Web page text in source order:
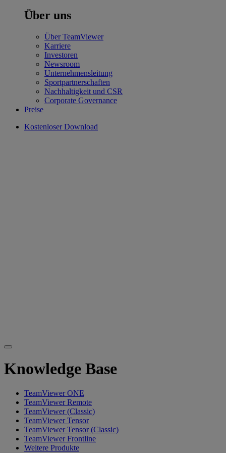
Über uns
Über TeamViewer
Karriere
Investoren
Newsroom
Unternehmensleitung
Sportpartnerschaften
Nachhaltigkeit und CSR
Corporate Governance
Preise
Kostenloser Download
Knowledge Base
TeamViewer ONE
TeamViewer Remote
TeamViewer (Classic)
TeamViewer Tensor
TeamViewer Tensor (Classic)
TeamViewer Frontline
Weitere Produkte